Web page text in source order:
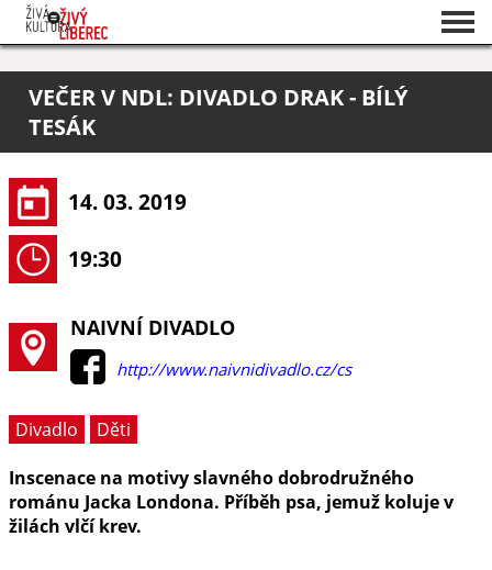
O projektu
Pořadatelé
VEČER V NDL: DIVADLO DRAK - BÍLÝ
TESÁK
14. 03. 2019
19:30
NAIVNÍ DIVADLO
http://www.naivnidivadlo.cz/cs
Divadlo
Děti
Inscenace na motivy slavného dobrodružného
románu Jacka Londona. Příběh psa, jemuž koluje v
žilách vlčí krev.